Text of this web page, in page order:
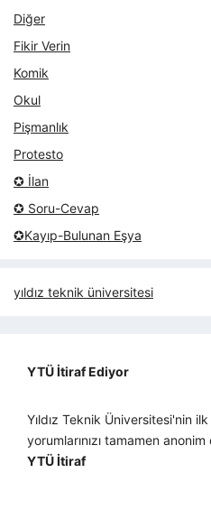
Diğer
Fikir Verin
Komik
Okul
Pişmanlık
Protesto
✪ İlan
✪ Soru-Cevap
✪Kayıp-Bulunan Eşya
yıldız teknik üniversitesi
YTÜ İtiraf Ediyor
Yıldız Teknik Üniversitesi'nin
yorumlarınızı tamamen
YTÜ İtiraf